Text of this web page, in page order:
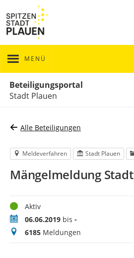
MENÜ
Beteiligungsportal
Stadt Plauen
Alle Beteiligungen
Meldeverfahren Stadt Plauen
Mängelmeldung
StatusAktiv
Zeitraum06.06.2019 bis -
Meldungen
6185 Meldungen